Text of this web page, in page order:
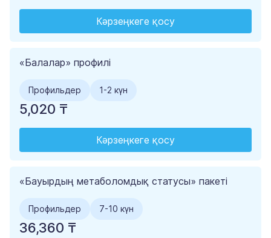
Кәрзеңкеге қосу
«Балалар» профилі
Профильдер 1-2 күн
5,020 ₸
Кәрзеңкеге қосу
«Бауырдың метаболомдық статусы» пакеті
Профильдер 7-10 күн
36,360 ₸